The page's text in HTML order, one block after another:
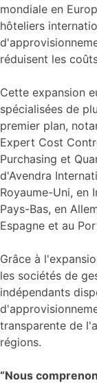
mondiale en
hôteliers
réduisent les
Cette expansion
spécialisées de
premier plan,
Expert Cost
Purchasing et
d'Avendra
Royaume-Uni, en
Pays-Bas, en
Espagne et au
Grâce à
les sociétés de
indépendants
transparente de
régions.
“Nous